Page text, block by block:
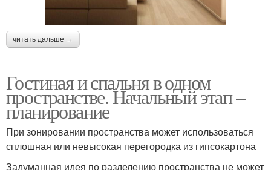
читать дальше →
Гостиная и спальня в одном
пространстве. Начальный этап –
планирование
При зонировании пространства может использоваться
сплошная или невысокая перегородка из гипсокартона
Задуманная идея по разделению пространства не может